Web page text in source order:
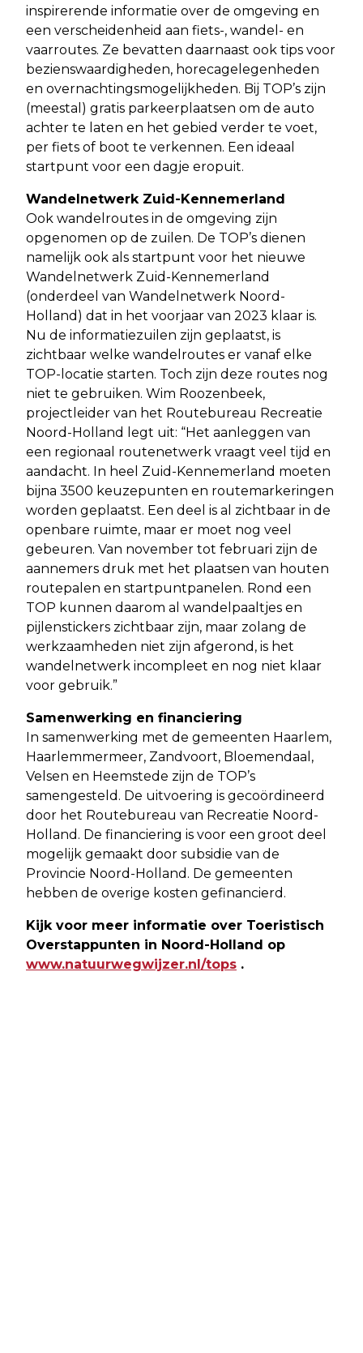
inspirerende informatie over de omgeving en
een verscheidenheid aan fiets-, wandel- en
vaarroutes. Ze bevatten daarnaast ook tips voor
bezienswaardigheden, horecagelegenheden
en overnachtingsmogelijkheden. Bij TOP’s zijn
(meestal) gratis parkeerplaatsen om de auto
achter te laten en het gebied verder te voet,
per fiets of boot te verkennen. Een ideaal
startpunt voor een dagje eropuit.
Wandelnetwerk Zuid-Kennemerland
Ook wandelroutes in de omgeving zijn
opgenomen op de zuilen. De TOP’s dienen
namelijk ook als startpunt voor het nieuwe
Wandelnetwerk Zuid-Kennemerland
(onderdeel van Wandelnetwerk Noord-
Holland) dat in het voorjaar van 2023 klaar is.
Nu de informatiezuilen zijn geplaatst, is
zichtbaar welke wandelroutes er vanaf elke
TOP-locatie starten. Toch zijn deze routes nog
niet te gebruiken. Wim Roozenbeek,
projectleider van het Routebureau Recreatie
Noord-Holland legt uit: “Het aanleggen van
een regionaal routenetwerk vraagt veel tijd en
aandacht. In heel Zuid-Kennemerland moeten
bijna 3500 keuzepunten en routemarkeringen
worden geplaatst. Een deel is al zichtbaar in de
openbare ruimte, maar er moet nog veel
gebeuren. Van november tot februari zijn de
aannemers druk met het plaatsen van houten
routepalen en startpuntpanelen. Rond een
TOP kunnen daarom al wandelpaaltjes en
pijlenstickers zichtbaar zijn, maar zolang de
werkzaamheden niet zijn afgerond, is het
wandelnetwerk incompleet en nog niet klaar
voor gebruik.”
Samenwerking en financiering
In samenwerking met de gemeenten Haarlem,
Haarlemmermeer, Zandvoort, Bloemendaal,
Velsen en Heemstede zijn de TOP’s
samengesteld. De uitvoering is gecoördineerd
door het Routebureau van Recreatie Noord-
Holland. De financiering is voor een groot deel
mogelijk gemaakt door subsidie van de
Provincie Noord-Holland. De gemeenten
hebben de overige kosten gefinancierd.
Kijk voor meer informatie over Toeristisch
Overstappunten in Noord-Holland op
www.natuurwegwijzer.nl/tops .